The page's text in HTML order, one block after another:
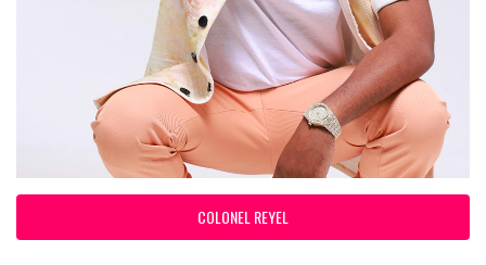
COLONEL REYEL